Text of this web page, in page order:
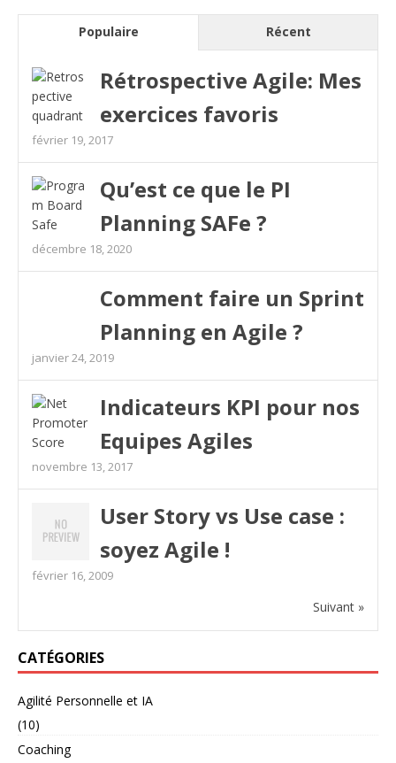
Populaire Récent
Rétrospective Agile: Mes
exercices favoris
février 19, 2017
Qu’est ce que le PI
Planning SAFe ?
décembre 18, 2020
Comment faire un Sprint
Planning en Agile ?
janvier 24, 2019
Indicateurs KPI pour nos
Equipes Agiles
novembre 13, 2017
User Story vs Use case :
soyez Agile !
février 16, 2009
Suivant »
CATÉGORIES
Agilité Personnelle et IA
(10)
Coaching